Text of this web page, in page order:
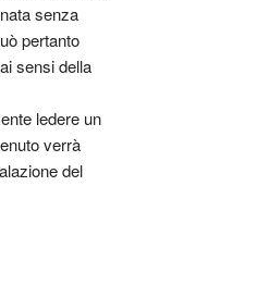
senza
pertanto
sensi della
ledere un
verrà
del